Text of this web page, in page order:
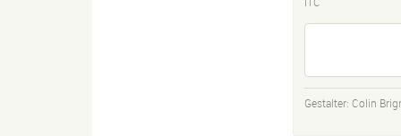
Gestalter: Colin